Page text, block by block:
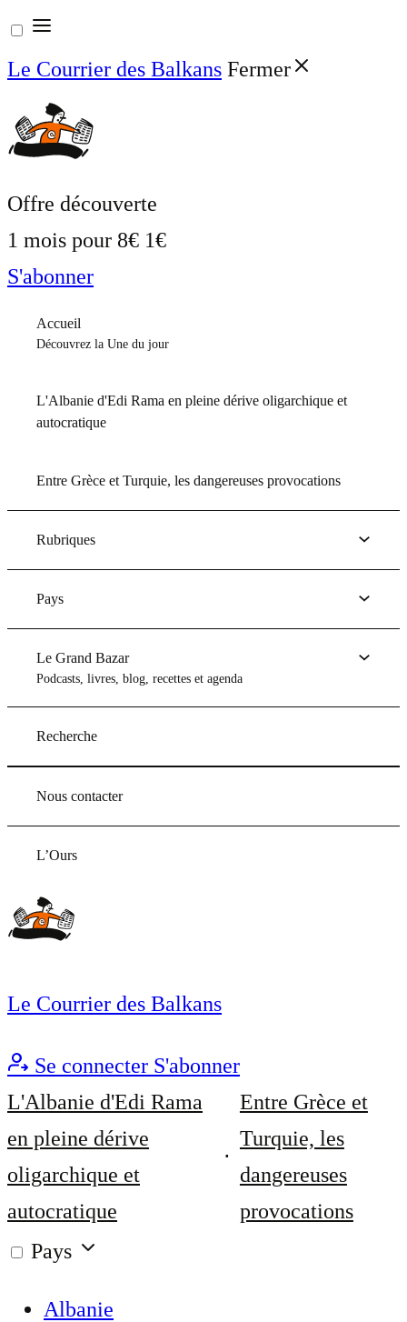
Aller
au
contenu
Le Courrier des Balkans Fermer
Offre découverte
1 mois pour 8€ 1€
S'abonner
Accueil
Découvrez la Une du jour
L'Albanie d'Edi Rama en pleine dérive oligarchique et
autocratique
Entre Grèce et Turquie, les dangereuses provocations
Rubriques
Pays
Le Grand Bazar
Podcasts, livres, blog, recettes et agenda
Recherche
Nous contacter
L’Ours
Le Courrier des Balkans
Se connecter S'abonner
L'Albanie d'Edi Rama
en pleine dérive
oligarchique et
autocratique
Entre Grèce et
Turquie, les
dangereuses
provocations
Pays
Albanie